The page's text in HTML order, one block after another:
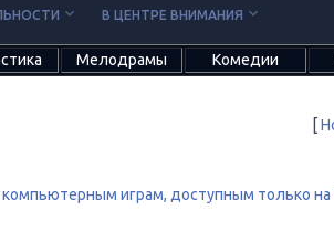
keyboard_arrow_down В ЦЕНТРЕ ВНИМАНИЯ keyboard_arrow_down
Мелодрамы Комедии
[
играм, доступным только на